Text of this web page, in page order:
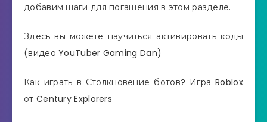
добавим шаги для погашения в этом разделе.
Здесь вы можете научиться активировать коды
(видео YouTuber Gaming Dan)
Как играть в Столкновение ботов? Игра Roblox
от Century Explorers